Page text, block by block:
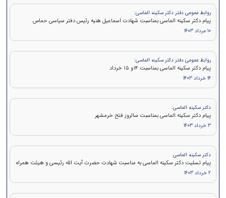
روابط عمومی دفتر دکتر سکینه الماسی:
پيام دكتر سكينه الماسی بمناسبت شهادت اسماعیل هنیه رئیس دفتر سیاسی حماس
10 مرداد 1403
روابط عمومی دفتر دکتر سکینه الماسی:
پيام دكتر سکینه الماسی بمناسبت ۱۴و ۱۵ خرداد
14 خرداد 1403
دکتر سکینه الماسی:
پیام دکتر سکینه الماسی بمناسبت سالروز فتح خرمشهر
3 خرداد 1403
دکتر سکینه الماسی
پیام تسلیت دکتر سکینه الماسی به مناسبت شهادت حضرت آیت الله رئیسی و هیئت همراه
2 خرداد 1403